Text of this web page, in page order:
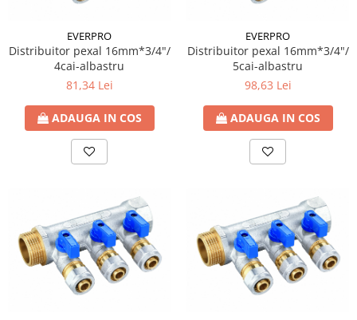
EVERPRO
Distribuitor pexal 16mm*3/4"/
4cai-albastru
81,34 Lei
ADAUGA IN COS
EVERPRO
Distribuitor pexal 16mm*3/4"/
5cai-albastru
98,63 Lei
ADAUGA IN COS